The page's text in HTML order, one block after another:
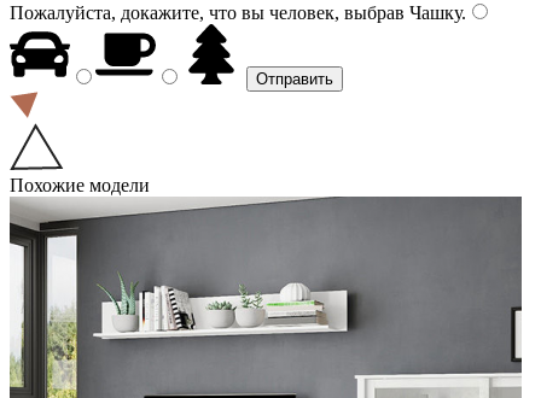
Пожалуйста, докажите, что вы человек, выбрав Чашку.
Похожие модели